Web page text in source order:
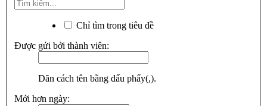
Chỉ tìm trong tiêu đề
Được gửi bởi thành viên:
Dãn cách tên bằng dấu phẩy(,).
Mới hơn ngày: